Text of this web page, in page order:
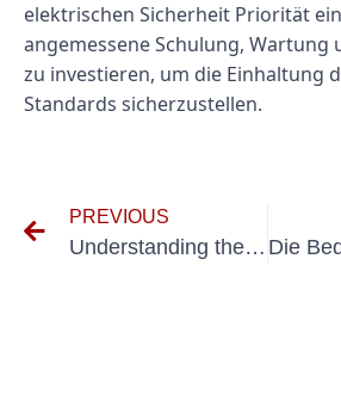
elektrischen Sicherheit Priorität
angemessene Schulung, Wartung
zu investieren, um die Einhaltung
Standards sicherzustellen.
PREVIOUS
Understanding the Importance of Kosten BGV A3 Prüfung in Workplace Safety